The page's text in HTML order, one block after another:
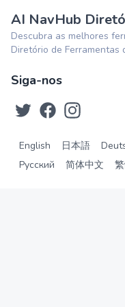
AI NavHub
Descubra as melhores
Diretório de Ferramentas
Siga-nos
English 日本語
Русский
简体中文